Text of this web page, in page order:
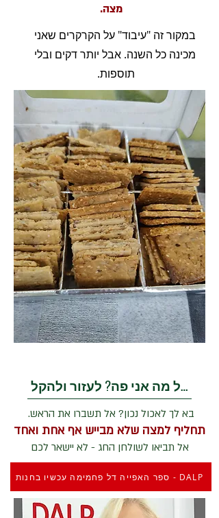
מצה.
במקור זה "עיבוד" על הקרקרים שאני
מכינה כל השנה. אבל יותר דקים ובלי
תוספות.
בשביל מה אני פה? לעזור ולהקל
בא לך לאכול נכון? אל תשברו את הראש.
תחליף למצה שלא מבייש אף אחת ואחד
אל תביאו לשולחן החג - לא יישאר לכם
DALP - ספר האפייה דל פחמימה עכשיו בחנות